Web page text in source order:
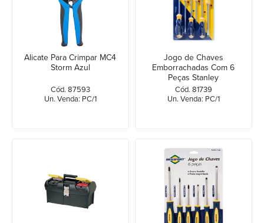
Alicate Para Crimpar MC4
Storm Azul
Cód. 87593
Un. Venda: PC/1
Jogo de Chaves
Emborrachadas Com 6
Peças Stanley
Cód. 81739
Un. Venda: PC/1